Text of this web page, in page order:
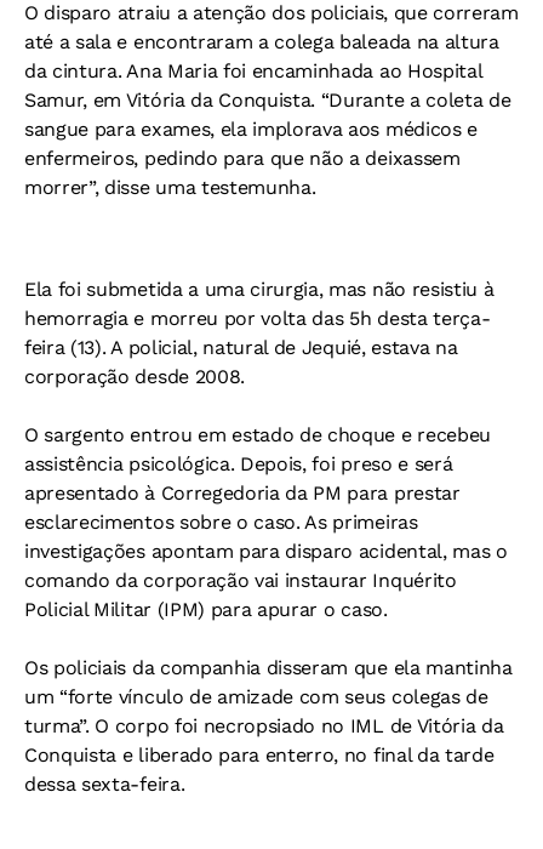
O disparo atraiu a atenção dos policiais, que correram
até a sala e encontraram a colega baleada na altura
da cintura. Ana Maria foi encaminhada ao Hospital
Samur, em Vitória da Conquista. “Durante a coleta de
sangue para exames, ela implorava aos médicos e
enfermeiros, pedindo para que não a deixassem
morrer”, disse uma testemunha.
Ela foi submetida a uma cirurgia, mas não resistiu à
hemorragia e morreu por volta das 5h desta terça-
feira (13). A policial, natural de Jequié, estava na
corporação desde 2008.
O sargento entrou em estado de choque e recebeu
assistência psicológica. Depois, foi preso e será
apresentado à Corregedoria da PM para prestar
esclarecimentos sobre o caso. As primeiras
investigações apontam para disparo acidental, mas o
comando da corporação vai instaurar Inquérito
Policial Militar (IPM) para apurar o caso.
Os policiais da companhia disseram que ela mantinha
um “forte vínculo de amizade com seus colegas de
turma”. O corpo foi necropsiado no IML de Vitória da
Conquista e liberado para enterro, no final da tarde
dessa sexta-feira.